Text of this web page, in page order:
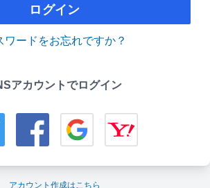
ログイン
ワードをお忘れですか？
アカウントでログイン
アカウント作成はこちら